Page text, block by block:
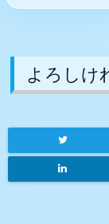
よろしけ